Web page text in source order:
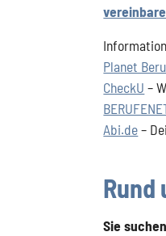
Planet
CheckU –
Abi.de–
Rund
Sie